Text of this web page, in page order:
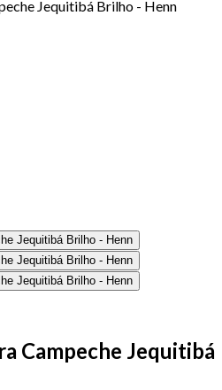
Campeche Jequitibá